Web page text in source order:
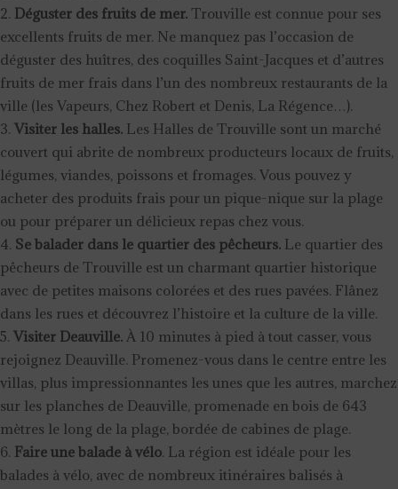
Déguster des fruits de mer. Trouville est connue pour ses
excellents fruits de mer. Ne manquez pas l’occasion de
déguster des huîtres, des coquilles Saint-Jacques et d’autres
fruits de mer frais dans l’un des nombreux restaurants de la
ville (les Vapeurs, Chez Robert et Denis, La Régence…).
Visiter les halles. Les Halles de Trouville sont un marché
couvert qui abrite de nombreux producteurs locaux de fruits,
légumes, viandes, poissons et fromages. Vous pouvez y
acheter des produits frais pour un pique-nique sur la plage
ou pour préparer un délicieux repas chez vous.
Se balader dans le quartier des pêcheurs. Le quartier des
pêcheurs de Trouville est un charmant quartier historique
avec de petites maisons colorées et des rues pavées. Flânez
dans les rues et découvrez l’histoire et la culture de la ville.
Visiter Deauville. À 10 minutes à pied à tout casser, vous
rejoignez Deauville. Promenez-vous dans le centre entre les
villas, plus impressionnantes les unes que les autres, marchez
sur les planches de Deauville, promenade en bois de 643
mètres le long de la plage, bordée de cabines de plage.
Faire une balade à vélo. La région est idéale pour les
balades à vélo, avec de nombreux itinéraires balisés à